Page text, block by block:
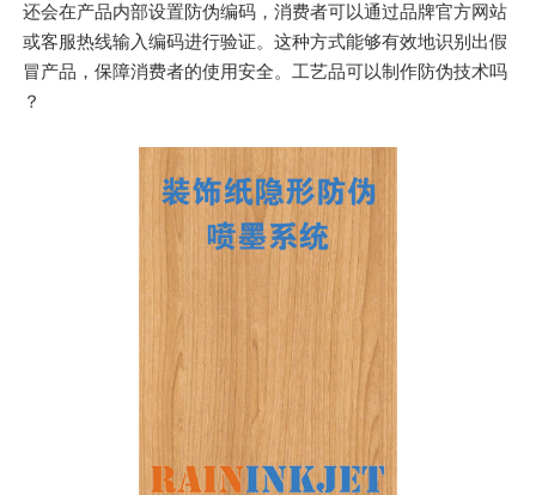
还会在产品内部设置防伪编码，消费者可以通过品牌官方网站
或客服热线输入编码进行验证。这种方式能够有效地识别出假
冒产品，保障消费者的使用安全。工艺品可以制作防伪技术吗
？